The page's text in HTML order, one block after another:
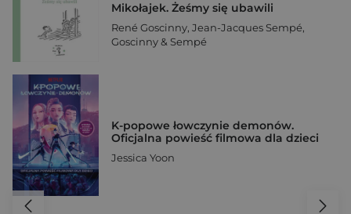
Mikołajek. Żeśmy się ubawili
René Goscinny, Jean-Jacques Sempé,
Goscinny & Sempé
K-popowe łowczynie demonów.
Oficjalna powieść filmowa dla dzieci
Jessica Yoon